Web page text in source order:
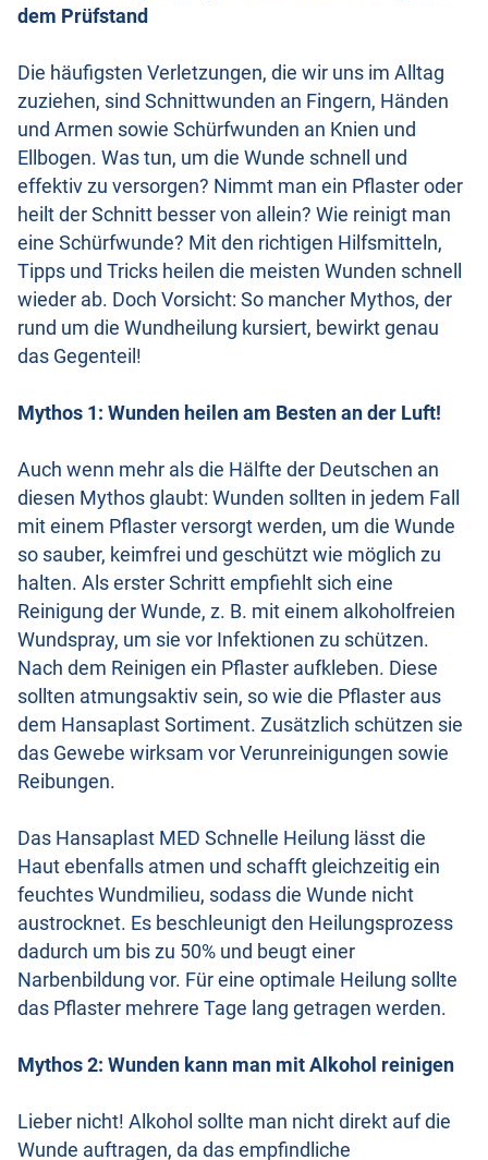
dem Prüfstand
Die häufigsten Verletzungen, die wir uns im Alltag
zuziehen, sind Schnittwunden an Fingern, Händen
und Armen sowie Schürfwunden an Knien und
Ellbogen. Was tun, um die Wunde schnell und
effektiv zu versorgen? Nimmt man ein Pflaster oder
heilt der Schnitt besser von allein? Wie reinigt man
eine Schürfwunde? Mit den richtigen Hilfsmitteln,
Tipps und Tricks heilen die meisten Wunden schnell
wieder ab. Doch Vorsicht: So mancher Mythos, der
rund um die Wundheilung kursiert, bewirkt genau
das Gegenteil!
Mythos 1: Wunden heilen am Besten an der Luft!
Auch wenn mehr als die Hälfte der Deutschen an
diesen Mythos glaubt: Wunden sollten in jedem Fall
mit einem Pflaster versorgt werden, um die Wunde
so sauber, keimfrei und geschützt wie möglich zu
halten. Als erster Schritt empfiehlt sich eine
Reinigung der Wunde, z. B. mit einem alkoholfreien
Wundspray, um sie vor Infektionen zu schützen.
Nach dem Reinigen ein Pflaster aufkleben. Diese
sollten atmungsaktiv sein, so wie die Pflaster aus
dem Hansaplast Sortiment. Zusätzlich schützen sie
das Gewebe wirksam vor Verunreinigungen sowie
Reibungen.
Das Hansaplast MED Schnelle Heilung lässt die
Haut ebenfalls atmen und schafft gleichzeitig ein
feuchtes Wundmilieu, sodass die Wunde nicht
austrocknet. Es beschleunigt den Heilungsprozess
dadurch um bis zu 50% und beugt einer
Narbenbildung vor. Für eine optimale Heilung sollte
das Pflaster mehrere Tage lang getragen werden.
Mythos 2: Wunden kann man mit Alkohol reinigen
Lieber nicht! Alkohol sollte man nicht direkt auf die
Wunde auftragen, da das empfindliche